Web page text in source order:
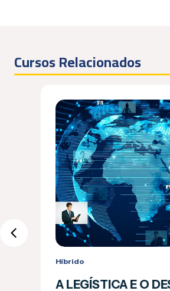
Cursos Relacionados
Híbrido
A LEGÍSTICA E O